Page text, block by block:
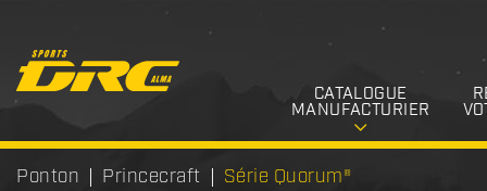
CATALOGUE
MANUFACTURIER
Ponton Princecraft Série Quorum®